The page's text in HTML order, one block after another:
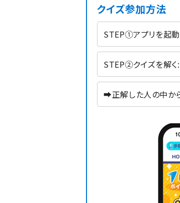
クイズ参加方法
STEP①アプリを起動:
STEP②クイズを解く
➡正解した人の中か